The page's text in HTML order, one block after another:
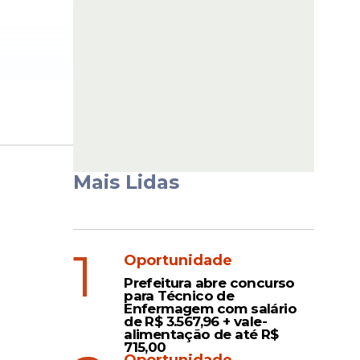
site
Mais Lidas
1 Oportunidade
Prefeitura abre concurso
para Técnico de
Enfermagem com salário
de R$ 3.567,96 + vale-
alimentação de até R$
715,00